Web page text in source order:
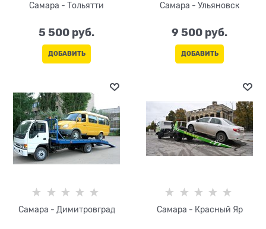
Самара - Тольятти
5 500 руб.
ДОБАВИТЬ
Самара - Ульяновск
9 500 руб.
ДОБАВИТЬ
Самара - Димитровград Самара - Красный Яр